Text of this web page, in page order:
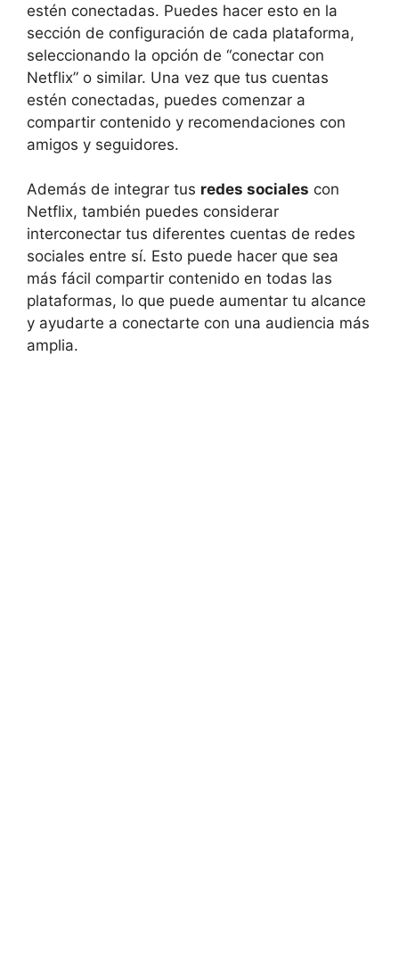
estén conectadas. Puedes hacer esto en la
sección de configuración de cada plataforma,
seleccionando la opción de “conectar con
Netflix” o similar. Una vez que tus cuentas
estén conectadas, puedes comenzar a
compartir contenido y recomendaciones con
amigos y seguidores.
Además de integrar tus redes sociales con
Netflix, también puedes considerar
interconectar tus diferentes cuentas de redes
sociales entre sí. Esto puede hacer que sea
más fácil compartir contenido en todas las
plataformas, lo que puede aumentar tu alcance
y ayudarte a conectarte con una audiencia más
amplia.